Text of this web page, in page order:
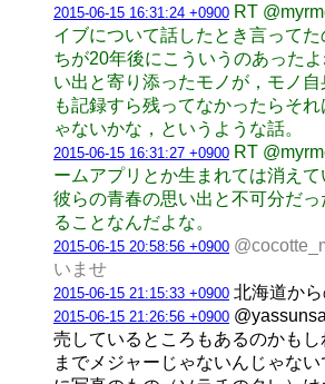
2015-06-15 16:31:24 +0900 RT
イブについて話したとき言って
ちが20年後にこういうのあった
い出と寄り添ったモノが，モノ
も記録すら残ってなかったらそ
ゃないかな，というような話。
2015-06-15 16:31:27 +0900 RT
ームアプリとか生まれては消えて
彼らの青春の思い出と不可分だっ
ることなんだよな。
2015-06-15 20:58:56 +0900
いませ
2015-06-15 21:15:33 +0900 北海道か
2015-06-15 21:26:56 +0900
売しているところもあるのかもし
までメジャーじゃないんじゃな